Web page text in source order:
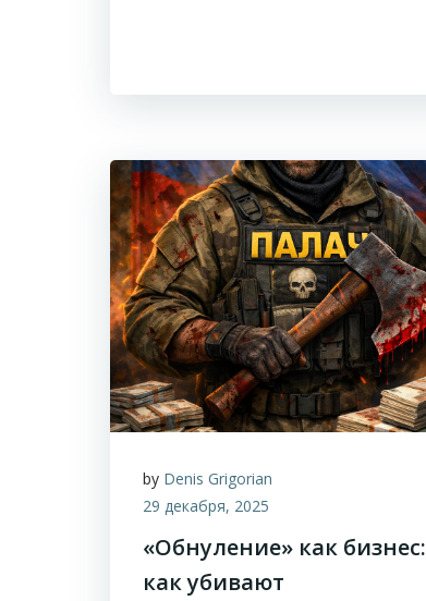
by Denis Grigorian
29 декабря, 2025
«Обнуление» как бизнес:
как убивают